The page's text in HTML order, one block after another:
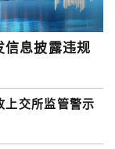
信息披露违规
上交所监管警示